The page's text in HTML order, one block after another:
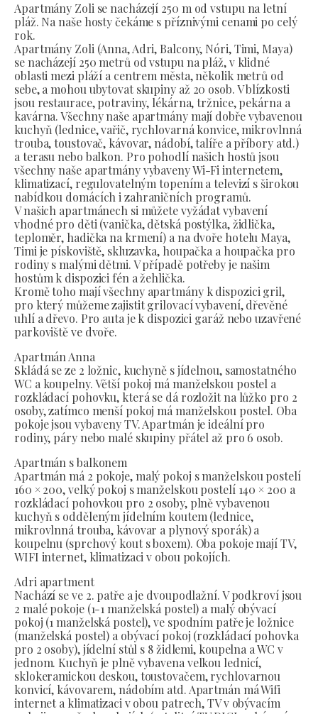
Apartmány Zoli se nacházejí 250 m od vstupu na letní
pláž. Na naše hosty čekáme s příznivými cenami po celý
rok.
Apartmány Zoli (Anna, Adri, Balcony, Nóri, Timi, Maya)
se nacházejí 250 metrů od vstupu na pláž, v klidné
oblasti mezi pláží a centrem města, několik metrů od
sebe, a mohou ubytovat skupiny až 20 osob. V blízkosti
jsou restaurace, potraviny, lékárna, tržnice, pekárna a
kavárna. Všechny naše apartmány mají dobře vybavenou
kuchyň (lednice, vařič, rychlovarná konvice, mikrovlnná
trouba, toustovač, kávovar, nádobí, talíře a příbory atd.)
a terasu nebo balkon. Pro pohodlí našich hostů jsou
všechny naše apartmány vybaveny Wi-Fi internetem,
klimatizací, regulovatelným topením a televizí s širokou
nabídkou domácích i zahraničních programů.
V našich apartmánech si můžete vyžádat vybavení
vhodné pro děti (vanička, dětská postýlka, židlička,
teploměr, hadička na krmení) a na dvoře hotelu Maya,
Timi je pískoviště, skluzavka, houpačka a houpačka pro
rodiny s malými dětmi. V případě potřeby je našim
hostům k dispozici fén a žehlička.
Kromě toho mají všechny apartmány k dispozici gril,
pro který můžeme zajistit grilovací vybavení, dřevěné
uhlí a dřevo. Pro auta je k dispozici garáž nebo uzavřené
parkoviště ve dvoře.
Apartmán Anna
Skládá se ze 2 ložnic, kuchyně s jídelnou, samostatného
WC a koupelny. Větší pokoj má manželskou postel a
rozkládací pohovku, která se dá rozložit na lůžko pro 2
osoby, zatímco menší pokoj má manželskou postel. Oba
pokoje jsou vybaveny TV. Apartmán je ideální pro
rodiny, páry nebo malé skupiny přátel až pro 6 osob.
Apartmán s balkonem
Apartmán má 2 pokoje, malý pokoj s manželskou postelí
160 × 200, velký pokoj s manželskou postelí 140 × 200 a
rozkládací pohovkou pro 2 osoby, plně vybavenou
kuchyň s odděleným jídelním koutem (lednice,
mikrovlnná trouba, kávovar a plynový sporák) a
koupelnu (sprchový kout s boxem). Oba pokoje mají TV,
WIFI internet, klimatizaci v obou pokojích.
Adri apartment
Nachází se ve 2. patře a je dvoupodlažní. V podkroví jsou
2 malé pokoje (1-1 manželská postel) a malý obývací
pokoj (1 manželská postel), ve spodním patře je ložnice
(manželská postel) a obývací pokoj (rozkládací pohovka
pro 2 osoby), jídelní stůl s 8 židlemi, koupelna a WC v
jednom. Kuchyň je plně vybavena velkou lednicí,
sklokeramickou deskou, toustovačem, rychlovarnou
konvicí, kávovarem, nádobím atd. Apartmán má Wifi
internet a klimatizaci v obou patrech, TV v obývacím